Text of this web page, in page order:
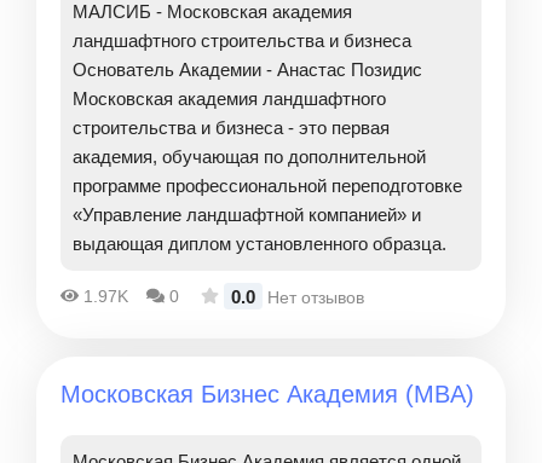
МАЛСИБ - Московская академия
ландшафтного строительства и бизнеса
Основатель Академии - Анастас Позидис
Московская академия ландшафтного
строительства и бизнеса - это первая
академия, обучающая по дополнительной
программе профессиональной переподготовке
«Управление ландшафтной компанией» и
выдающая диплом установленного образца.
1.97K 0 0.0 Нет отзывов
Московская Бизнес Академия (MBA)